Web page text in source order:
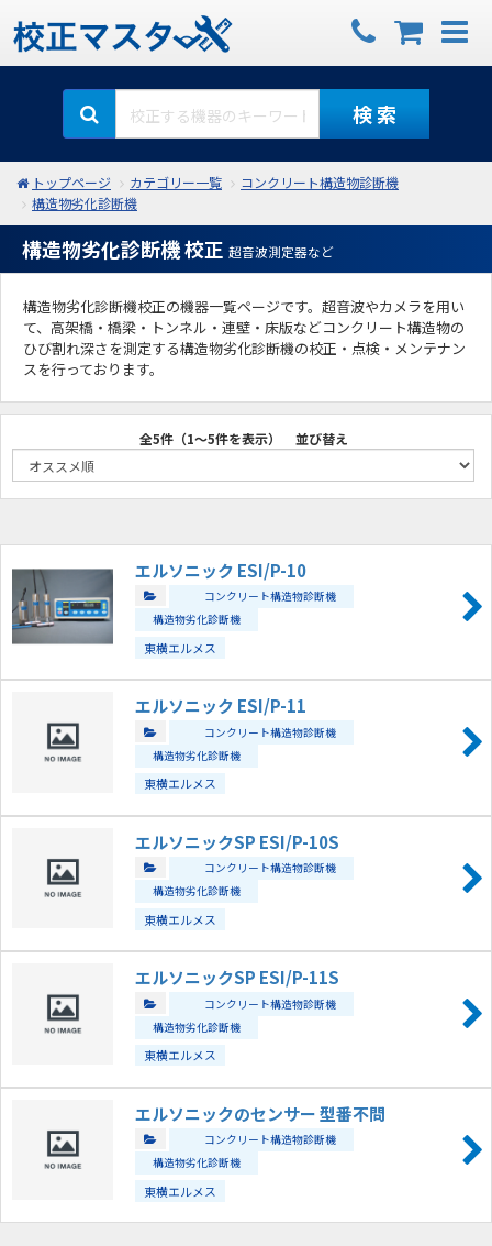
検 索
トップページ カテゴリー一覧
コンクリート構造物診断機
構造物劣化診断機
構造物劣化診断機 校正 超音波測定器など
構造物劣化診断機校正の機器一覧ページです。超音波やカメラを用い
て、高架橋・橋梁・トンネル・連壁・床版などコンクリート構造物の
ひび割れ深さを測定する構造物劣化診断機の校正・点検・メンテナン
スを行っております。
全5件（1～5件を表示） 並び替え
エルソニック ESI/P-10
コンクリート構造物診断機
構造物劣化診断機
東横エルメス
エルソニック ESI/P-11
コンクリート構造物診断機
構造物劣化診断機
東横エルメス
エルソニックSP ESI/P-10S
コンクリート構造物診断機
構造物劣化診断機
東横エルメス
エルソニックSP ESI/P-11S
コンクリート構造物診断機
構造物劣化診断機
東横エルメス
エルソニックのセンサー 型番不問
コンクリート構造物診断機
構造物劣化診断機
東横エルメス